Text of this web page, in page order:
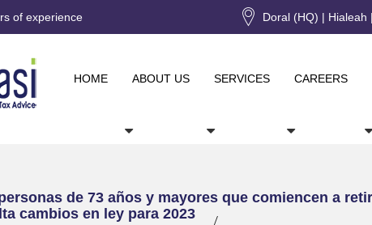
of experience Doral (HQ) | Hialeah
HOME ABOUT US SERVICES CAREERS
de 73 años y mayores que comiencen a
cambios en ley para 2023